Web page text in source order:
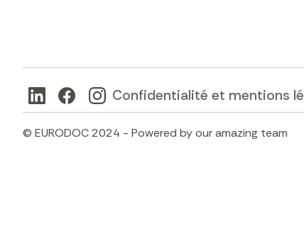
Confidentialité et mentions
© EURODOC 2024 - Powered by our amazing team